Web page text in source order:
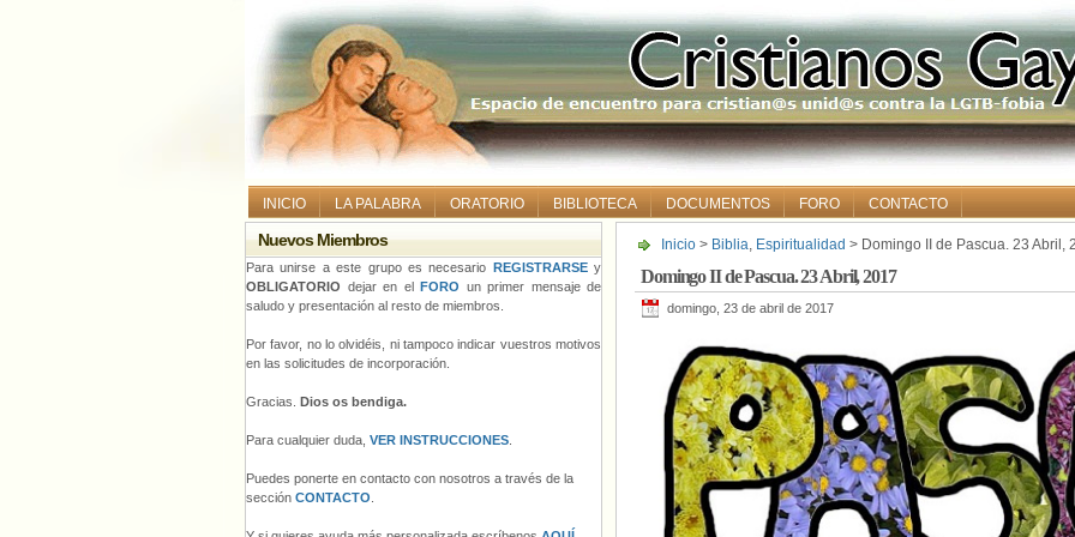
INICIO LA PALABRA ORATORIO BIBLIOTECA DOCUMENTOS FORO CONTACTO
Inicio > Biblia, Espiritualidad > Domingo II de Pascua. 23 Abril,
Domingo II de Pascua. 23 Abril, 2017
domingo, 23 de abril de 2017
Nuevos Miembros
Para unirse a este grupo es necesario REGISTRARSEy
OBLIGATORIO dejar en el FORO un primer mensaje de
saludo y presentación al resto de miembros.
Por favor, no lo olvidéis, ni tampoco indicar vuestros motivos
en las solicitudes de incorporación.
Gracias. Dios os bendiga.
Para cualquier duda, VER INSTRUCCIONES
Puedes ponerte en contacto con nosotros a través de la
sección CONTACTO